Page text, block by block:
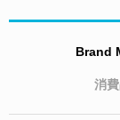
Brand
消